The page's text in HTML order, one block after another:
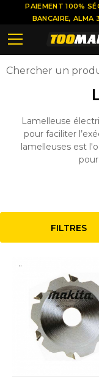
Lamelleuse
pour faciliter
lamelleuses est
FILTRES
..
PAIEMENT 100%
BANCAIRE, ALMA